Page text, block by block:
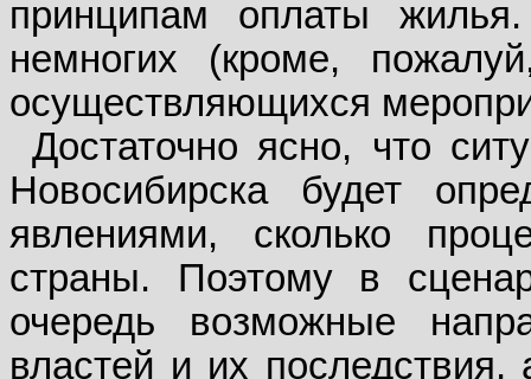
принципам оплаты
немногих (кроме,
осуществляющихся
Достаточно ясно, что
Новосибирска будет
явлениями, сколько
страны. Поэтому в
очередь возможные
властей и их последствия,